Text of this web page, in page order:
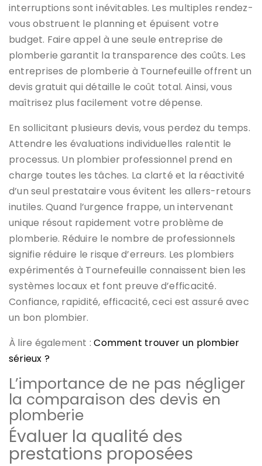
interruptions sont inévitables. Les multiples rendez-
vous obstruent le planning et épuisent votre
budget. Faire appel à une seule entreprise de
plomberie garantit la transparence des coûts. Les
entreprises de plomberie à Tournefeuille offrent un
devis gratuit qui détaille le coût total. Ainsi, vous
maîtrisez plus facilement votre dépense.
En sollicitant plusieurs devis, vous perdez du temps.
Attendre les évaluations individuelles ralentit le
processus. Un plombier professionnel prend en
charge toutes les tâches. La clarté et la réactivité
d’un seul prestataire vous évitent les allers-retours
inutiles. Quand l’urgence frappe, un intervenant
unique résout rapidement votre problème de
plomberie. Réduire le nombre de professionnels
signifie réduire le risque d’erreurs. Les plombiers
expérimentés à Tournefeuille connaissent bien les
systèmes locaux et font preuve d’efficacité.
Confiance, rapidité, efficacité, ceci est assuré avec
un bon plombier.
À lire également :Comment trouver un plombier
sérieux ?
L’importance de ne pas négliger
la comparaison des devis en
plomberie
Évaluer la qualité des
prestations proposées